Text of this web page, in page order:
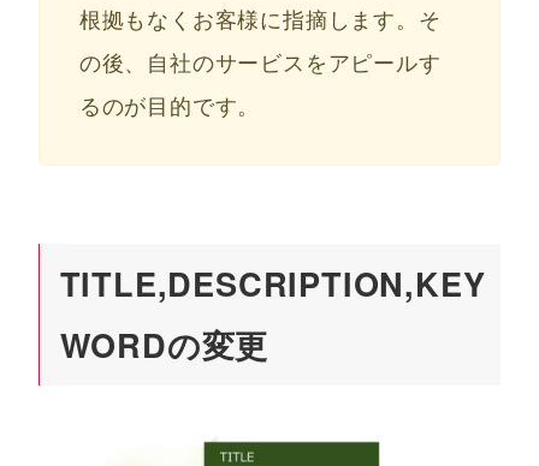
根拠もなくお客様に指摘します。そ
の後、自社のサービスをアピールす
るのが目的です。
TITLE,DESCRIPTION,KEY
WORDの変更